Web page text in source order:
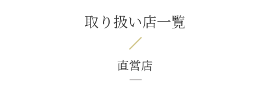
取り扱い店一覧
直営店